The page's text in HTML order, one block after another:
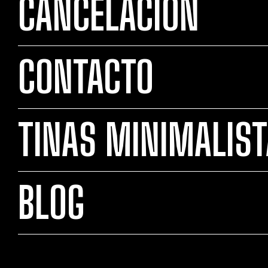
CANCELACIÓN
CONTACTO
TINAS
BLOG